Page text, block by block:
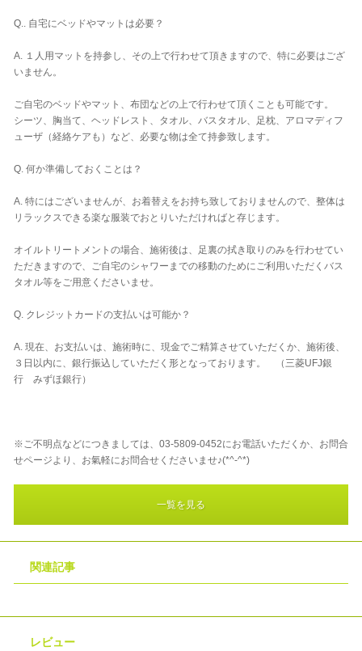
Q.. 自宅にベッドやマットは必要？
A. １人用マットを持参し、その上で行わせて頂きますので、特に必要はござ
いません。
ご自宅のベッドやマット、布団などの上で行わせて頂くことも可能です。
シーツ、胸当て、ヘッドレスト、タオル、バスタオル、足枕、アロマディフ
ューザ（経絡ケアも）など、必要な物は全て持参致します。
Q. 何か準備しておくことは？
A. 特にはございませんが、お着替えをお持ち致しておりませんので、整体は
リラックスできる楽な服装でおとりいただければと存じます。
オイルトリートメントの場合、施術後は、足裏の拭き取りのみを行わせてい
ただきますので、ご自宅のシャワーまでの移動のためにご利用いただくバス
タオル等をご用意くださいませ。
Q. クレジットカードの支払いは可能か？
A. 現在、お支払いは、施術時に、現金でご精算させていただくか、施術後、
３日以内に、銀行振込していただく形となっております。 （三菱UFJ銀
行 みずほ銀行）
※ご不明点などにつきましては、03-5809-0452にお電話いただくか、お問合
せページより、お氣軽にお問合せくださいませ♪(*^-^*)
一覧を見る
関連記事
レビュー